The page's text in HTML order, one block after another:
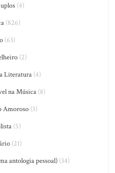
(4)
(826)
(63)
(2)
Literatura(4)
na Música (8)
Amoroso (3)
(5)
(21)
antologia pessoal)(34)